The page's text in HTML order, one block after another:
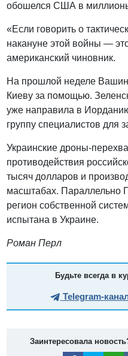
обошелся США в
«Если говорить о
накануне этой войны —
американский чиновник.
На прошлой неделе
Киеву за помощью.
уже направила в
группу специалистов для
Украинские дроны-
противодействия
тысяч долларов и
масштабах. Параллельно
регион собственной
испытана в Украине.
Роман Перл
Будьте всегда в
Telegram-
Заинтересовала